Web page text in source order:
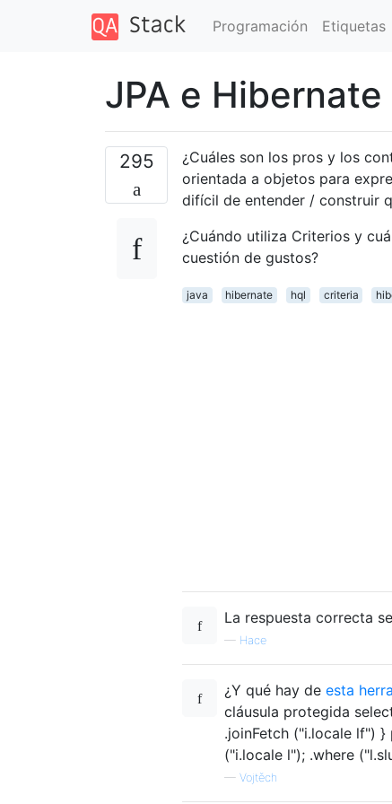
Programación Etiquetas
JPA e
295 ¿Cuáles son los pros y los
orientada a objetos para
difícil de entender / construir
¿Cuándo utiliza Criterios y
cuestión de gustos?
java hibernate hql criteria
La respuesta correcta
— Hace
¿Y qué hay de esta
cláusula protegida
.joinFetch ("i.locale lf")
("i.locale l"); .where
— Vojtěch